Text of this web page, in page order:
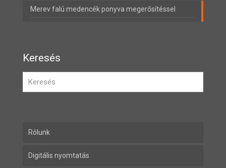
Merev falú medencék ponyva megerősítéssel
Keresés
Rólunk
Digitális nyomtatás